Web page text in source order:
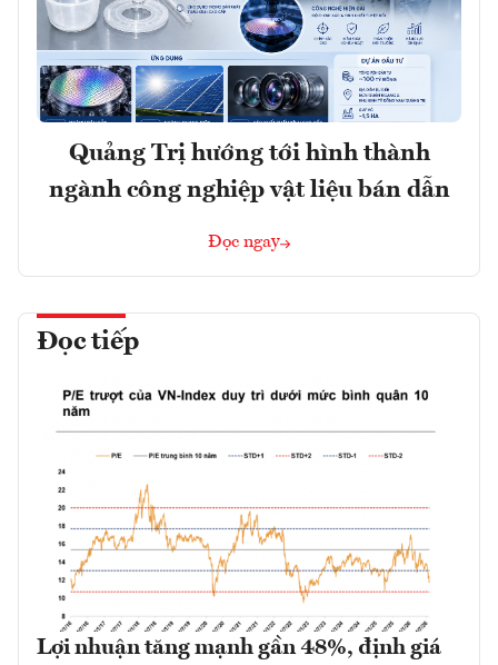
Quảng Trị hướng tới hình thành
ngành công nghiệp vật liệu bán dẫn
Đọc ngay
Đọc tiếp
Lợi nhuận tăng mạnh gần 48%, định giá